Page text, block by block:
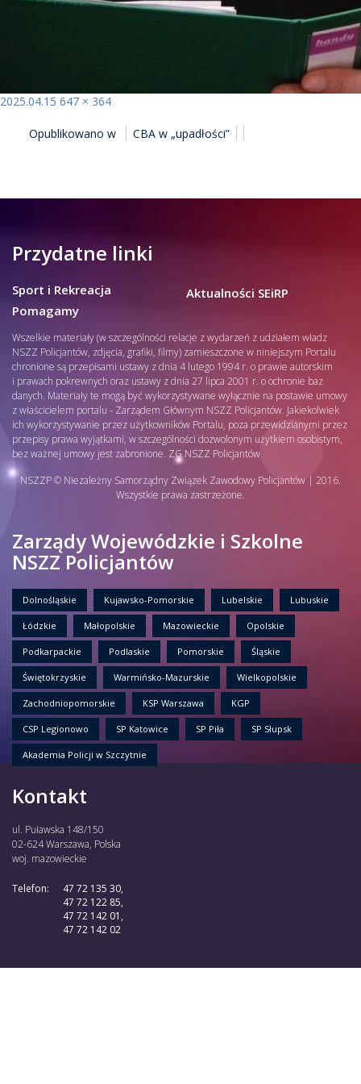
Opublikowano
2025.04.15 Pełny
647 × 364
WPISUOpublikowano w CBA w „upadłości”
Przydatne linki
Sport i Rekreacja
Pomagamy
Aktualności SEiRP
Wszelkie materiały (w szczególności relacje z wydarzeń z udziałem władz
NSZZ Policjantów, zdjęcia, grafiki, filmy) zamieszczone w niniejszym Portalu
chronione są przepisami ustawy z dnia 4 lutego 1994 r. o prawie autorskim
i prawach pokrewnych oraz ustawy z dnia 27 lipca 2001 r. o ochronie baz
danych. Materiały te mogą być wykorzystywane wyłącznie na postawie umowy
z właścicielem portalu - Zarządem Głównym NSZZ Policjantów. Jakiekolwiek
ich wykorzystywanie przez użytkowników Portalu, poza przewidzianymi przez
przepisy prawa wyjątkami, w szczególności dozwolonym użytkiem osobistym,
bez ważnej umowy jest zabronione. ZG NSZZ Policjantów
NSZZP © Niezależny Samorządny Związek Zawodowy Policjantów | 2016.
Wszystkie prawa zastrzeżone.
Zarządy Wojewódzkie i Szkolne
NSZZ Policjantów
Dolnośląskie Kujawsko-Pomorskie Lubelskie Lubuskie
Łódzkie Małopolskie Mazowieckie Opolskie
Podkarpackie Podlaskie Pomorskie Śląskie
Świętokrzyskie Warmińsko-Mazurskie Wielkopolskie
Zachodniopomorskie KSP Warszawa KGP
CSP Legionowo SP Katowice SP Piła SP Słupsk
Akademia Policji w Szczytnie
Kontakt
ul. Puławska 148/150
02-624 Warszawa, Polska
woj. mazowieckie
Telefon:
47 72 135 30,
47 72 122 85,
47 72 142 01,
47 72 142 02